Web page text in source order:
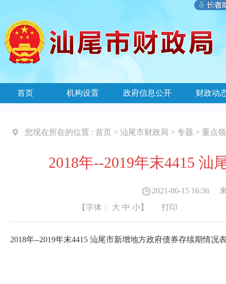
首页 机构设置 政府信息公开 财政动
您现在所在的位置 : 首页 > 汕尾市财政局 > 专题 > 重点
2018年--2019年末4415
2021-06-15 16:36
【字体： 大 中 小】 打印
2018年--2019年末4415 汕尾市新增地方政府债券存续期情况